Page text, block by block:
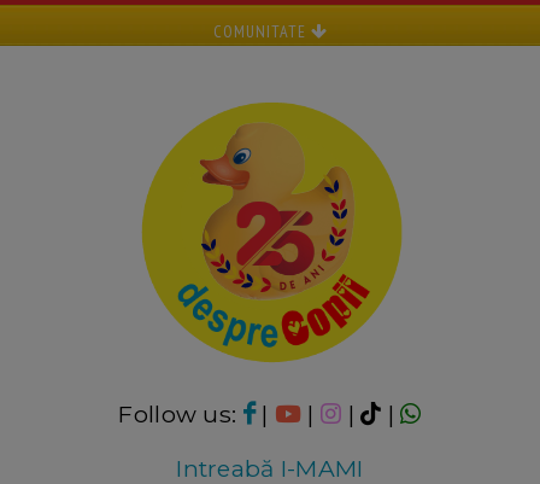
COMUNITATE
Follow us: | | |
|
Intreabă I-MAMI